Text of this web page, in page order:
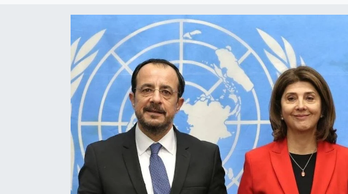
KKTC YEREL SEÇİM 2018
Kültür Sanat
Magazin